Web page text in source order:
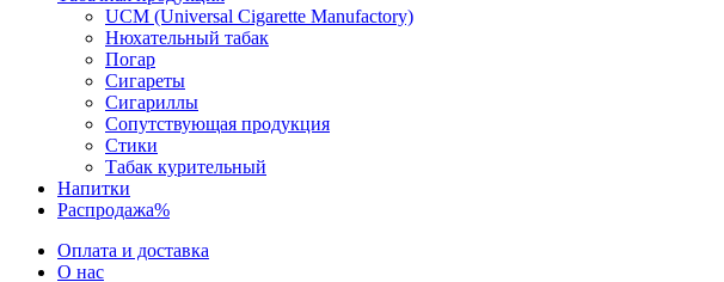
UCM (Universal Cigarette Manufactory)
Нюхательный табак
Погар
Сигареты
Сигариллы
Сопутствующая продукция
Стики
Табак курительный
Напитки
Распродажа%
Оплата и доставка
О нас